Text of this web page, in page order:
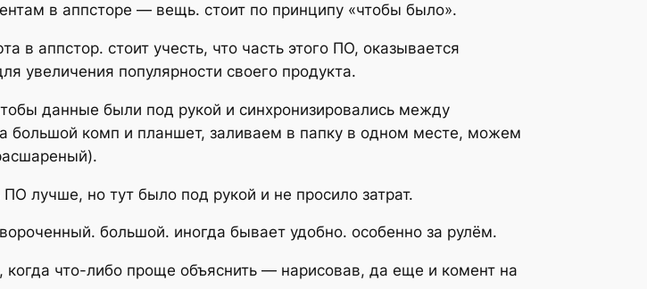
в аппсторе — вещь. стоит по принципу «чтобы было».
в аппстор. стоит учесть, что часть этого ПО, оказывается
увеличения популярности своего продукта.
данные были под рукой и синхронизировались между
большой комп и планшет, заливаем в папку в одном месте, можем
лучше, но тут было под рукой и не просило затрат.
большой. иногда бывает удобно. особенно за рулём.
что-либо проще объяснить — нарисовав, да еще и комент на